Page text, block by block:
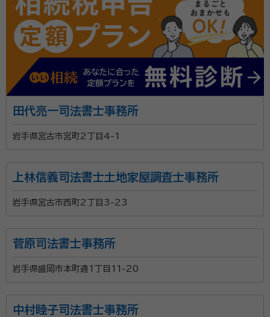
田代亮一司法書士事務所
岩手県宮古市宮町2丁目4-1
上林信義司法書士土地家屋調査士事務所
岩手県宮古市西町2丁目3-23
菅原司法書士事務所
岩手県盛岡市本町通1丁目11-20
中村睦子司法書士事務所